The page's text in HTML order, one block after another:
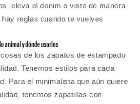
eleva el denim o viste de manera
reglas cuando te vuelves
animal y dónde usarlos
de los zapatos de estampado
Tenemos estilos para cada
Para el minimalista que aún quiere
tenemos zapatillas con